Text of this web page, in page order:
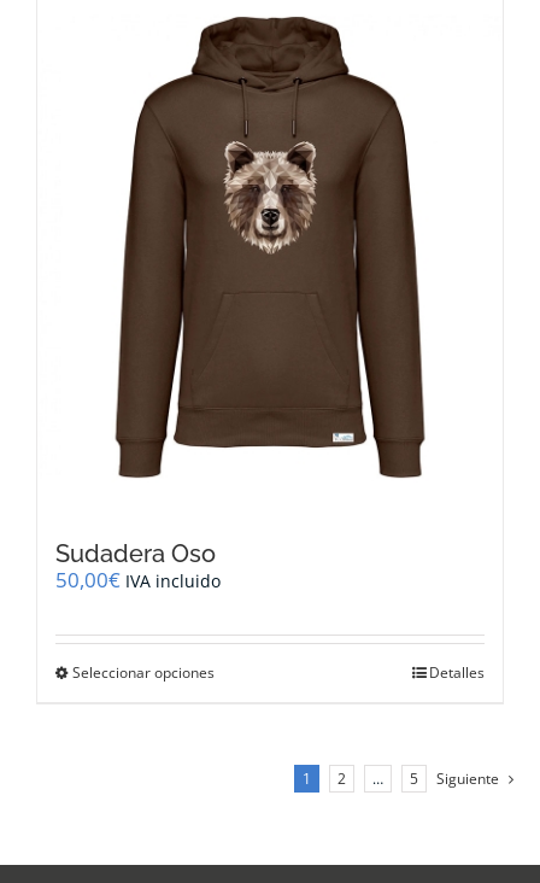
Sudadera Oso
50,00€ IVA incluido
Seleccionar opciones
variantes.
pueden
Detalles
1 2 … 5 Siguiente